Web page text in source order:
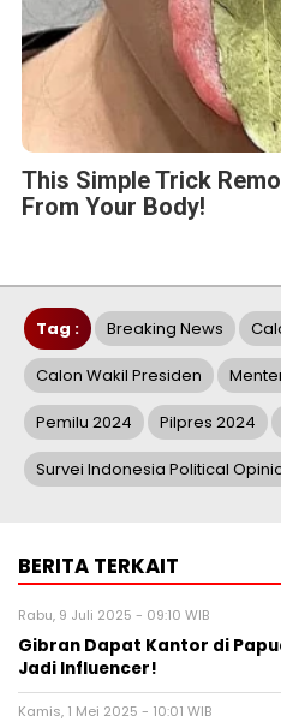
This Simple Trick
From Your Body!
Tag : Breaking News
Calon Wakil Presiden
Pemilu 2024 Pilpres 2024
Survei Indonesia Political
BERITA TERKAIT
Rabu, 9 Juli 2025 - 09:10 WIB
Gibran Dapat Kantor di
Jadi Influencer!
Kamis, 1 Mei 2025 - 10:01 WIB